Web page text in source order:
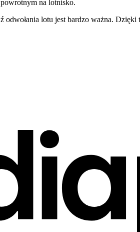
na lotnisko.
lotu jest bardzo ważna.